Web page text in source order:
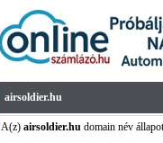
airsoldier.hu
A(z) airsoldier.hudomain név